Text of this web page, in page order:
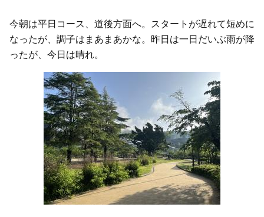
今朝は平日コース、道後方面へ。スタートが遅れて短めに
なったが、調子はまあまあかな。昨日は一日だいぶ雨が降
ったが、今日は晴れ。